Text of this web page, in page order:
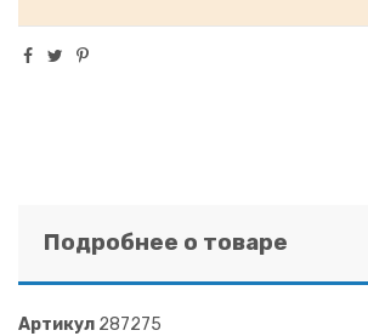
Подробнее о товаре
Артикул 287275